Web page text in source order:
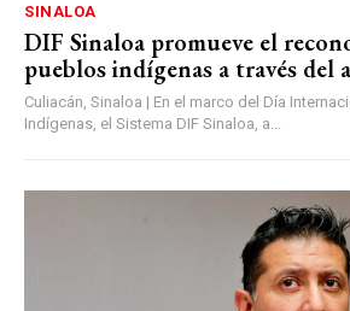
SINALOA
DIF Sinaloa promueve el
pueblos indígenas a través del
Culiacán, Sinaloa | En el marco del Día
Indígenas, el Sistema DIF Sinaloa, a...